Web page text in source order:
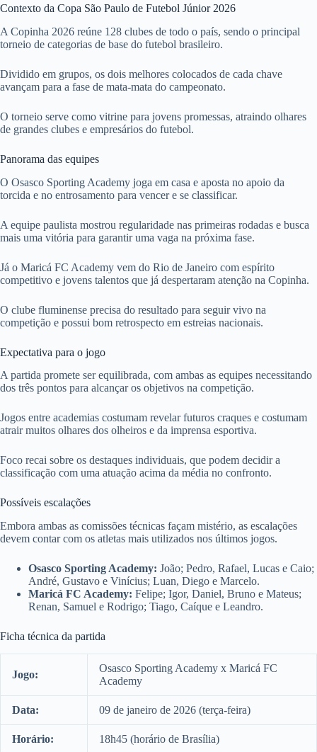
Contexto da Copa São Paulo de Futebol Júnior 2026
A Copinha 2026 reúne 128 clubes de todo o país, sendo o principal
torneio de categorias de base do futebol brasileiro.
Dividido em grupos, os dois melhores colocados de cada chave
avançam para a fase de mata-mata do campeonato.
O torneio serve como vitrine para jovens promessas, atraindo olhares
de grandes clubes e empresários do futebol.
Panorama das equipes
O Osasco Sporting Academy joga em casa e aposta no apoio da
torcida e no entrosamento para vencer e se classificar.
A equipe paulista mostrou regularidade nas primeiras rodadas e busca
mais uma vitória para garantir uma vaga na próxima fase.
Já o Maricá FC Academy vem do Rio de Janeiro com espírito
competitivo e jovens talentos que já despertaram atenção na Copinha.
O clube fluminense precisa do resultado para seguir vivo na
competição e possui bom retrospecto em estreias nacionais.
Expectativa para o jogo
A partida promete ser equilibrada, com ambas as equipes necessitando
dos três pontos para alcançar os objetivos na competição.
Jogos entre academias costumam revelar futuros craques e costumam
atrair muitos olhares dos olheiros e da imprensa esportiva.
Foco recai sobre os destaques individuais, que podem decidir a
classificação com uma atuação acima da média no confronto.
Possíveis escalações
Embora ambas as comissões técnicas façam mistério, as escalações
devem contar com os atletas mais utilizados nos últimos jogos.
Osasco Sporting Academy: João; Pedro, Rafael, Lucas e Caio;
André, Gustavo e Vinícius; Luan, Diego e Marcelo.
Maricá FC Academy: Felipe; Igor, Daniel, Bruno e Mateus;
Renan, Samuel e Rodrigo; Tiago, Caíque e Leandro.
Ficha técnica da partida
Jogo:
Osasco Sporting Academy x Maricá FC
Academy
Data: 09 de janeiro de 2026 (terça-feira)
Horário: 18h45 (horário de Brasília)